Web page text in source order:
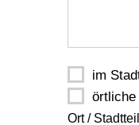
im
örtliche
Ort /